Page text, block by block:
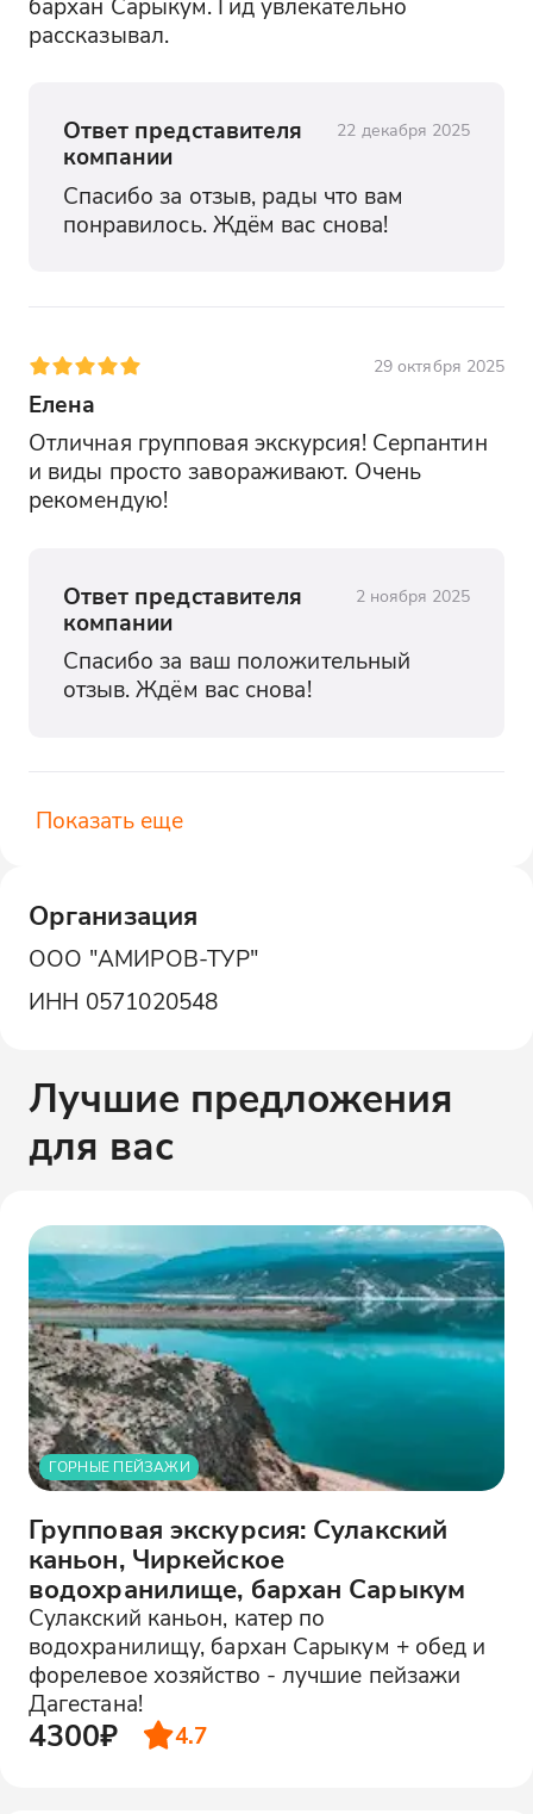
рассказывал.
Ответ представителя
компании
22 декабря 2025
Спасибо за отзыв, рады что вам
понравилось. Ждём вас снова!
29 октября 2025
Елена
Отличная групповая экскурсия! Серпантин
и виды просто завораживают. Очень
рекомендую!
Ответ представителя
компании
2 ноября 2025
Спасибо за ваш положительный
отзыв. Ждём вас снова!
Показать еще
Организация
ООО "АМИРОВ-ТУР"
ИНН 0571020548
Лучшие предложения
для вас
ГОРНЫЕ ПЕЙЗАЖИ
Групповая экскурсия: Сулакский
каньон, Чиркейское
водохранилище, бархан Сарыкум
Сулакский каньон, катер по
водохранилищу, бархан Сарыкум + обед и
форелевое хозяйство - лучшие пейзажи
Дагестана!
4300₽ 4.7